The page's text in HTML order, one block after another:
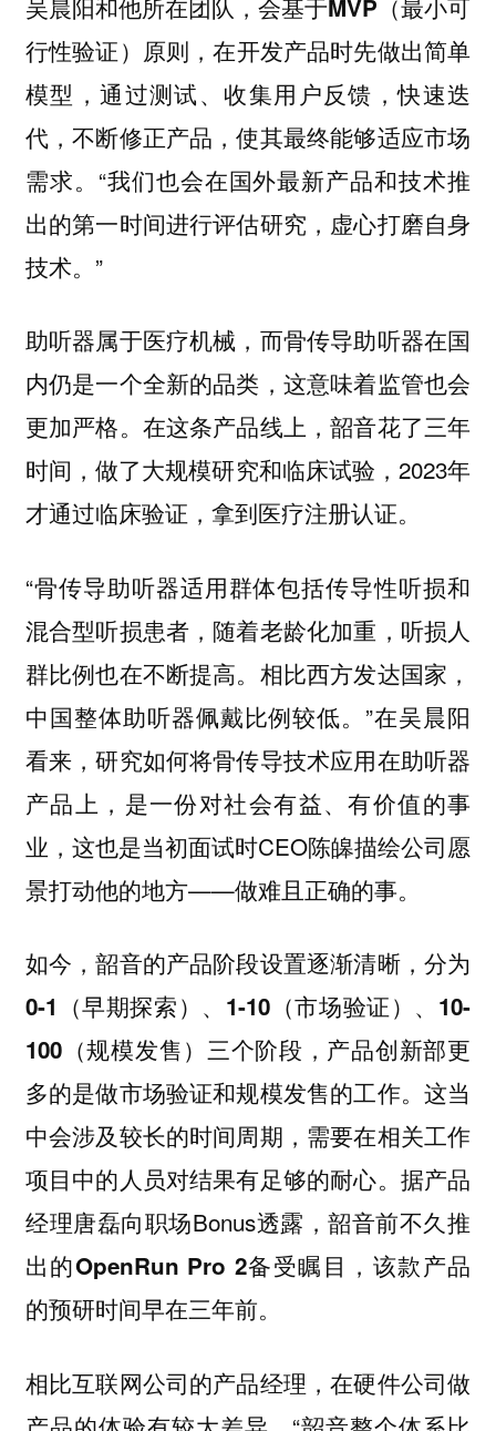
基于MVP（最小可
行性验证）原则 ，在开发产品时先做出简单
模型，通过测试、收集用户反馈，快速迭
代，不断修正产品，使其最终能够适应市场
需求。“我们也会在国外最新产品和技术推
出的第一时间进行评估研究，虚心打磨自身
技术。”
助听器属于医疗机械，而骨传导助听器在国
内仍是一个全新的品类，这意味着监管也会
更加严格。在这条产品线上，韶音花了三年
时间，做了大规模研究和临床试验，2023年
才通过临床验证，拿到医疗注册认证。
“骨传导助听器适用群体包括传导性听损和
混合型听损患者，随着老龄化加重，听损人
群比例也在不断提高。相比西方发达国家，
中国整体助听器佩戴比例较低。”在吴晨阳
看来，研究如何将骨传导技术应用在助听器
产品上，是一份对社会有益、有价值的事
业，这也是当初面试时CEO陈皞描绘公司愿
景打动他的地方——做难且正确的事。
如今，韶音的产品阶段设置逐渐清晰，分为
0-1（早期探索）、1-10（市场验证）、10-
100（规模发售） 三个阶段，产品创新部更
多的是做市场验证和规模发售的工作。这当
中会涉及较长的时间周期，需要在相关工作
项目中的人员对结果有足够的耐心。据产品
经理唐磊向职场Bonus透露，韶音前不久推
出的OpenRun Pro 2备受瞩目，该款产品
的预研时间早在三年前。
相比互联网公司的产品经理，在硬件公司做